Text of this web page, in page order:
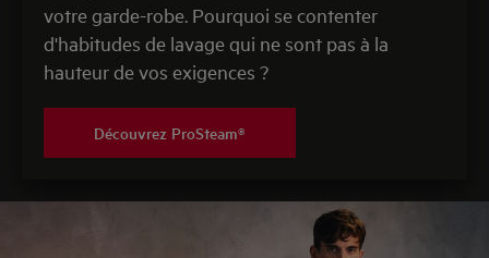
votre garde-robe. Pourquoi se contenter
d'habitudes de lavage qui ne sont pas à la
hauteur de vos exigences ?
Découvrez ProSteam®